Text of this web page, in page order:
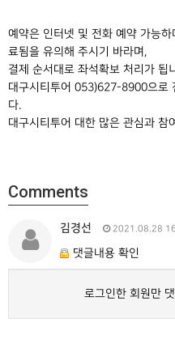
예약은 인터넷 및 전화 예약 가능
료됨을 유의해 주시기 바라며,
결제 순서대로 좌석확보 처리가 됩
대구시티투어 053)627-8900으로
다.
대구시티투어 대한 많은 관심과 참
Comments
김경선 2021.08.28
댓글내용 확인
로그인한 회원만